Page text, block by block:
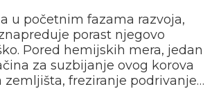
u početnim fazama razvoja,
porast njegovo
Pored hemijskih mera, jedan
za suzbijanje ovog korova
zemljišta, freziranje podrivanje…